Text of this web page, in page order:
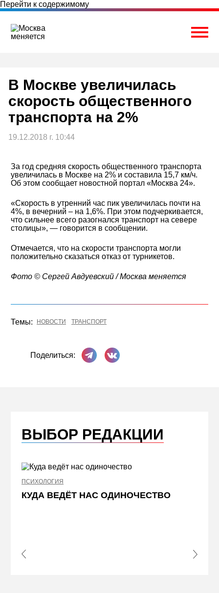
Перейти к содержимому
В Москве увеличилась
скорость общественного
транспорта на 2%
19.12.2018 г. 10:44
За год средняя скорость общественного транспорта
увеличилась в Москве на 2% и составила 15,7 км/ч.
Об этом сообщает новостной портал «Москва 24».
«Скорость в утренний час пик увеличилась почти на
4%, в вечерний – на 1,6%. При этом подчеркивается,
что сильнее всего разогнался транспорт на севере
столицы», — говорится в сообщении.
Отмечается, что на скорости транспорта могли
положительно сказаться отказ от турникетов.
Фото ©️ Сергей Авдуевский / Москва меняется
Темы: НОВОСТИ ТРАНСПОРТ
Поделиться:
Поделиться в Телеграме
Поделиться ВКонтакте
ВЫБОР РЕДАКЦИИ
ПСИХОЛОГИЯ
КУДА ВЕДЁТ НАС ОДИНОЧЕСТВО
Slide
Next